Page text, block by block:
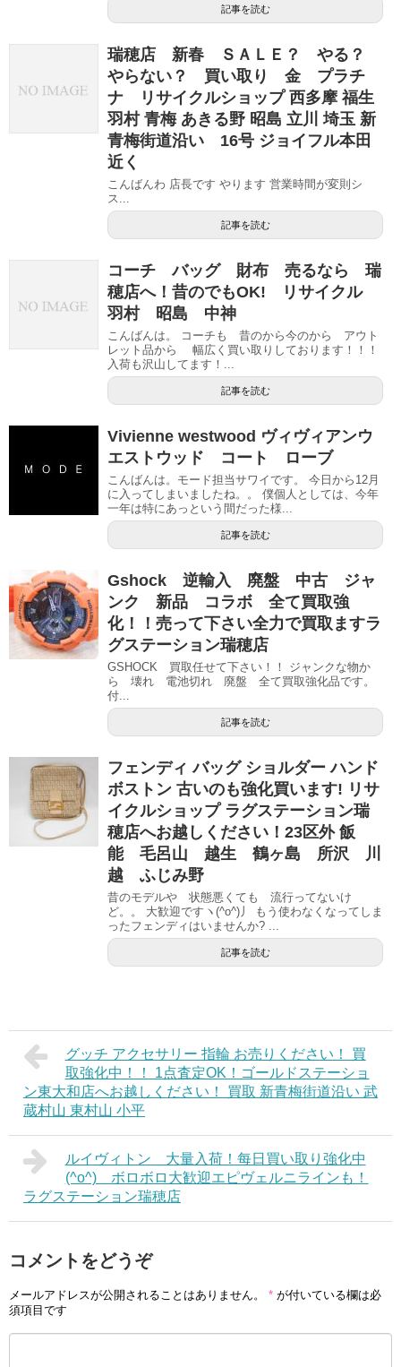
記事を読む
瑞穂店 新春 ＳＡＬＥ？ やる？
やらない？ 買い取り 金 プラチ
ナ リサイクルショップ 西多摩 福生
羽村 青梅 あきる野 昭島 立川 埼玉 新
青梅街道沿い 16号 ジョイフル本田
近く
こんばんわ 店長です やります 営業時間が変則シ
ス...
記事を読む
コーチ バッグ 財布 売るなら 瑞
穂店へ！昔のでもOK! リサイクル
羽村 昭島 中神
こんばんは。 コーチも 昔のから今のから アウト
レット品から 幅広く買い取りしております！！！
入荷も沢山してます！...
記事を読む
Vivienne westwood ヴィヴィアンウ
エストウッド コート ローブ
こんばんは。モード担当サワイです。 今日から12月
に入ってしまいましたね。。 僕個人としては、今年
一年は特にあっという間だった様...
記事を読む
Gshock 逆輸入 廃盤 中古 ジャ
ンク 新品 コラボ 全て買取強
化！！売って下さい全力で買取ますラ
グステーション瑞穂店
GSHOCK 買取任せて下さい！！ ジャンクな物か
ら 壊れ 電池切れ 廃盤 全て買取強化品です。
付...
記事を読む
フェンディ バッグ ショルダー ハンド
ボストン 古いのも強化買います! リサ
イクルショップ ラグステーション瑞
穂店へお越しください！23区外 飯
能 毛呂山 越生 鶴ヶ島 所沢 川
越 ふじみ野
昔のモデルや 状態悪くても 流行ってないけ
ど。。 大歓迎ですヽ(^o^)丿 もう使わなくなってしま
ったフェンディはいませんか? ...
記事を読む
グッチ アクセサリー 指輪 お売りください！ 買
取強化中！！ 1点査定OK！ゴールドステーショ
ン東大和店へお越しください！ 買取 新青梅街道沿い 武
蔵村山 東村山 小平
ルイヴィトン 大量入荷！每日買い取り強化中
(^o^) ボロボロ大歓迎エピヴェルニラインも！
ラグステーション瑞穂店
コメントをどうぞ
メールアドレスが公開されることはありません。 * が付いている欄は必
須項目です